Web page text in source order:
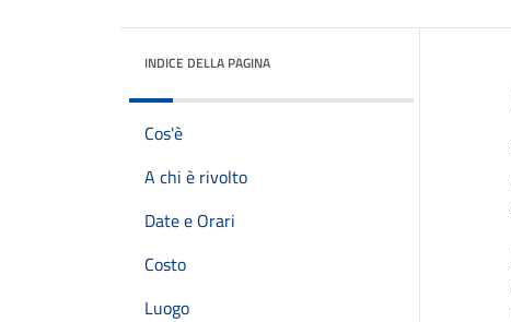
INDICE DELLA PAGINA
Cos'è
A chi è rivolto
Date e Orari
Costo
Luogo